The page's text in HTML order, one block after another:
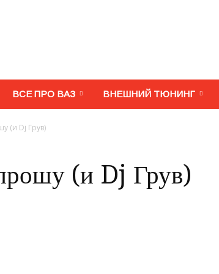
МегаВАЗ.
ВСЕ ПРО ВАЗ ВНЕШНИЙ ТЮНИНГ
(и Dj Грув)
(и Dj Грув)